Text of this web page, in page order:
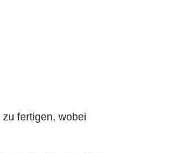
zu fertigen, wobei